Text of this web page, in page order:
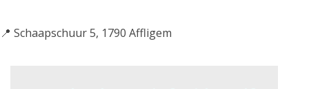
📍 Schaapschuur 5, 1790 Affligem